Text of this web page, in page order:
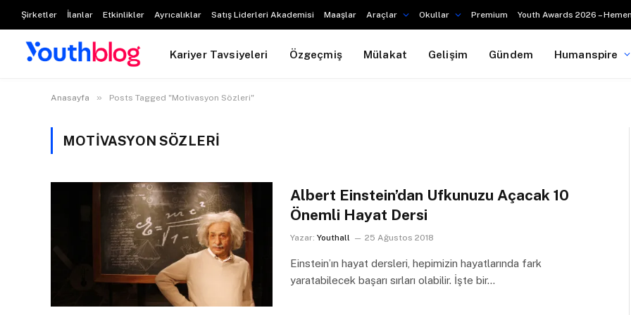
Şirketler İlanlar Etkinlikler Ayrıcalıklar Satış Liderleri Akademisi Maaşlar Araçlar Okullar Premium Youth Awards 2026 –
Kariyer Tavsiyeleri Özgeçmiş Mülakat Gelişim Gündem Humanspire
Anasayfa » Posts Tagged "Motivasyon Sözleri"
MOTIVASYON SÖZLERI
Albert Einstein’dan Ufkunuzu Açacak 10
Önemli Hayat Dersi
Yazar: Youthall 25 Ağustos 2018
Einstein’ın hayat dersleri, hepimizin hayatlarında fark
yaratabilecek başarı sırları olabilir. İşte bir…